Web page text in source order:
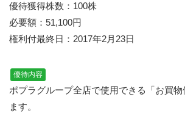
優待獲得株数：100株
必要額：51,100円
権利付最終日：2017年2月23日
優待内容
ポプラグループ全店で使用できる「お買物
ます。